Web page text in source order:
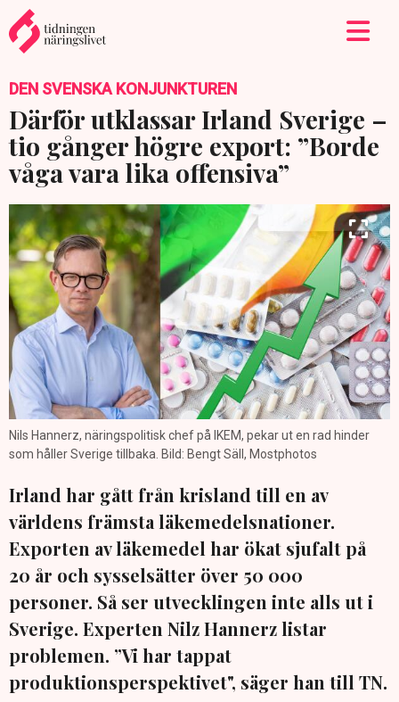
DEN SVENSKA KONJUNKTUREN
Därför utklassar Irland Sverige –
tio gånger högre export: ”Borde
våga vara lika offensiva”
Nils Hannerz, näringspolitisk chef på IKEM, pekar ut en rad hinder
som håller Sverige tillbaka. Bild: Bengt Säll, Mostphotos
Irland har gått från krisland till en av
världens främsta läkemedelsnationer.
Exporten av läkemedel har ökat sjufalt på
20 år och sysselsätter över 50 000
personer. Så ser utvecklingen inte alls ut i
Sverige. Experten Nilz Hannerz listar
problemen. ”Vi har tappat
produktionsperspektivet", säger han till TN.